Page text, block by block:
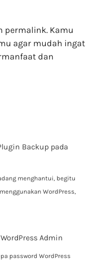
permalink. Kamu
agar mudah ingat
dan
Backup pada
menghantui, begitu
WordPress,
Admin
password WordPress